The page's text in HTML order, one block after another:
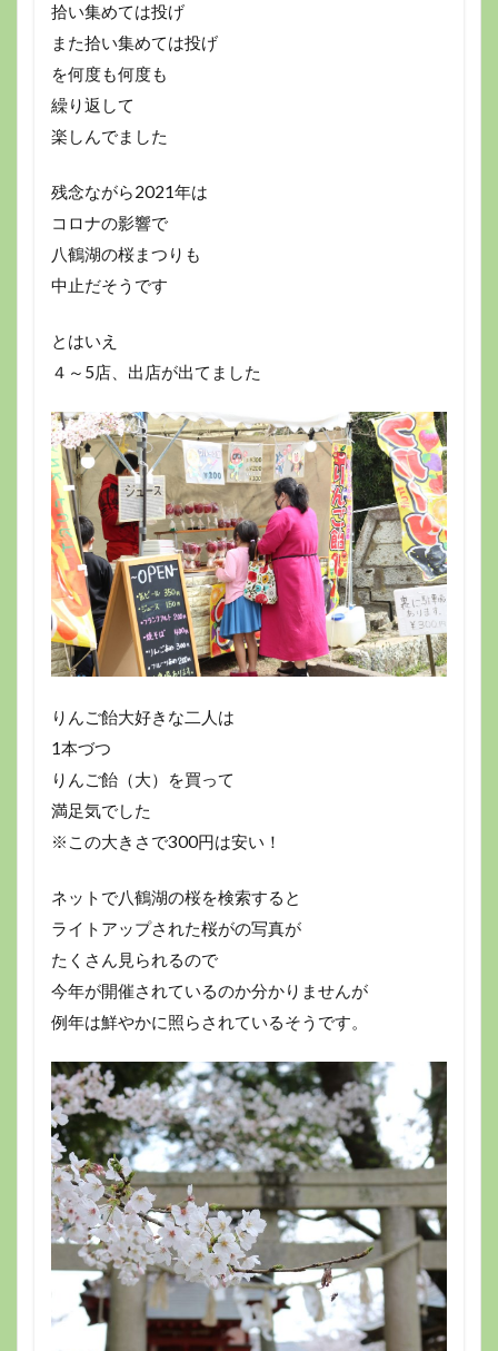
拾い集めては投げ
また拾い集めては投げ
を何度も何度も
繰り返して
楽しんでました
残念ながら2021年は
コロナの影響で
八鶴湖の桜まつりも
中止だそうです
とはいえ
４～5店、出店が出てました
りんご飴大好きな二人は
1本づつ
りんご飴（大）を買って
満足気でした
※この大きさで300円は安い！
ネットで八鶴湖の桜を検索すると
ライトアップされた桜がの写真が
たくさん見られるので
今年が開催されているのか分かりませんが
例年は鮮やかに照らされているそうです。